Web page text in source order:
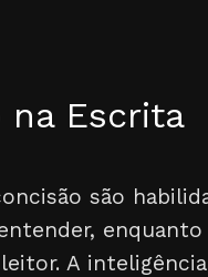
na Escrita
são
enquanto
A inteligência